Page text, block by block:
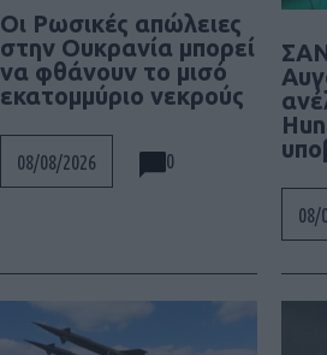
Οι Ρωσικές απώλειες
στην Ουκρανία μπορεί
να φθάνουν το μισό
εκατομμύριο νεκρούς
08/08/2026 0
08/